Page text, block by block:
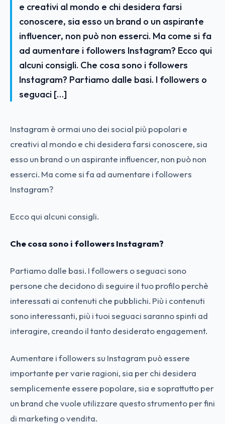
e creativi al mondo e chi desidera farsi
conoscere, sia esso un brand o un aspirante
influencer, non può non esserci. Ma come si fa
ad aumentare i followers Instagram? Ecco qui
alcuni consigli. Che cosa sono i followers
Instagram? Partiamo dalle basi. I followers o
seguaci […]
Instagram è ormai uno dei social più popolari e
creativi al mondo e chi desidera farsi conoscere, sia
esso un brand o un aspirante influencer, non può non
esserci. Ma come si fa ad aumentare i followers
Instagram?
Ecco qui alcuni consigli.
Che cosa sono i followers Instagram?
Partiamo dalle basi. I followers o seguaci sono
persone che decidono di seguire il tuo profilo perchè
interessati ai contenuti che pubblichi. Più i contenuti
sono interessanti, più i tuoi seguaci saranno spinti ad
interagire, creando il tanto desiderato engagement.
Aumentare i followers su Instagram può essere
importante per varie ragioni, sia per chi desidera
semplicemente essere popolare, sia e soprattutto per
un brand che vuole utilizzare questo strumento per fini
di marketing o vendita.